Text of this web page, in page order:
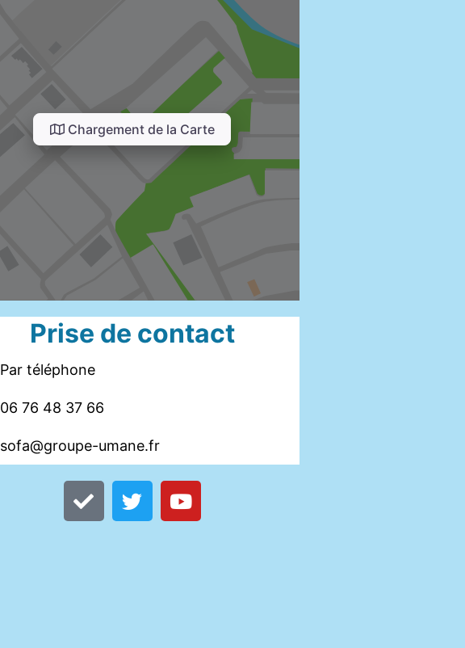
Chargement de la Carte
Prise de contact
Par téléphone
06 76 48 37 66
sofa@groupe-umane.fr